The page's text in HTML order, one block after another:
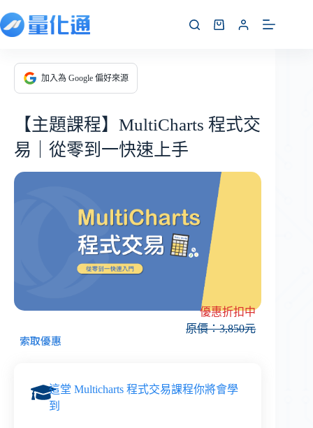
加入為 Google 偏好來源
【主題課程】MultiCharts 程式交
易｜從零到一快速上手
優惠折扣中
原價：3,850元
索取優惠
這堂 Multicharts 程式交易課程你將會學
到